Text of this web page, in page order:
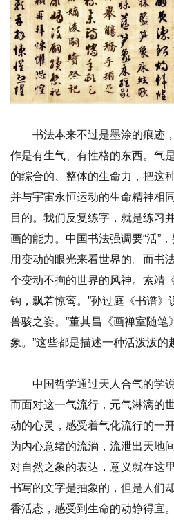
书法本来不过是墨涂的痕迹，
作是有生气、有性格的东西。气
的综合的、整体的生命力，把这
并与宇宙永恒运动的生命精神相
目的。我们反复练字，就是练习
画的能力。中国书法强调要“活”
用变动的眼光来看世界的。而书
个变动不拘的世界的风神。索靖
钩，飘若惊鸾。”孙过庭《书谱》
兽骇之姿。”董其昌《画禅室随笔
象。”这些都是描述一种活泼泼的
中国哲学通过天人合气的学说
而面对这一气流行，元气淋漓的
动的心灵，感受着气化流行的一
为内心意绪的流淌，流泄出天地
对自然之象的表达，意义就在这
书写的文字是抽象的，但是人们
香活态，感受到生命的动静得宜